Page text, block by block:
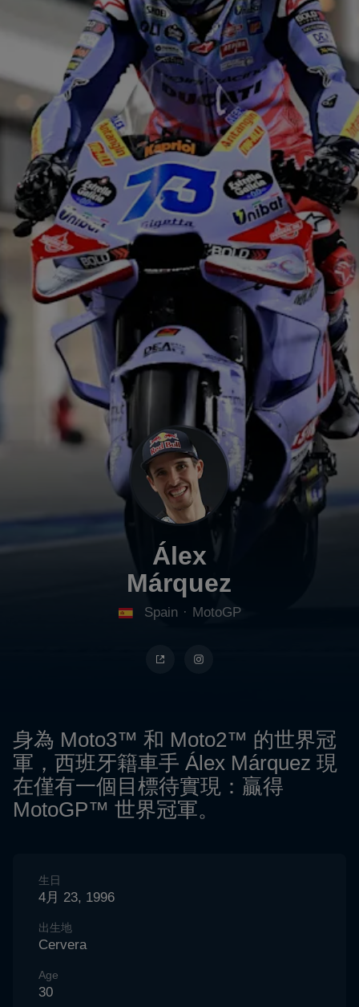
Álex
Márquez
Spain · MotoGP
身為 Moto3™ 和 Moto2™ 的世界冠
軍，西班牙籍車手 Álex Márquez 現
在僅有一個目標待實現：贏得
MotoGP™ 世界冠軍。
生日
4月 23, 1996
出生地
Cervera
Age
30